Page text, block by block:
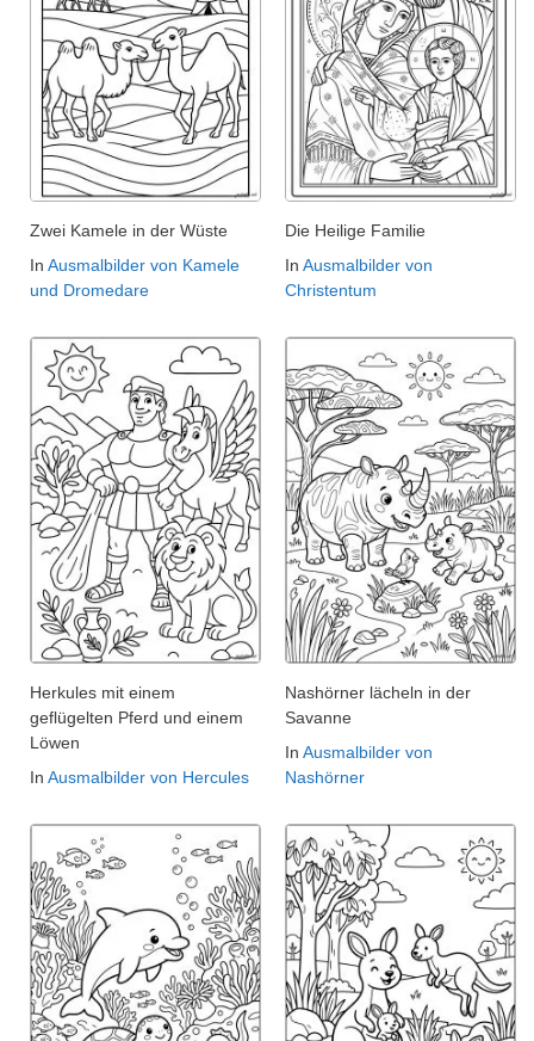
Zwei Kamele in der Wüste
In Ausmalbilder von Kamele
und Dromedare
Die Heilige Familie
In Ausmalbilder von
Christentum
Herkules mit einem
geflügelten Pferd und einem
Löwen
In Ausmalbilder von Hercules
Nashörner lächeln in der
Savanne
In Ausmalbilder von
Nashörner